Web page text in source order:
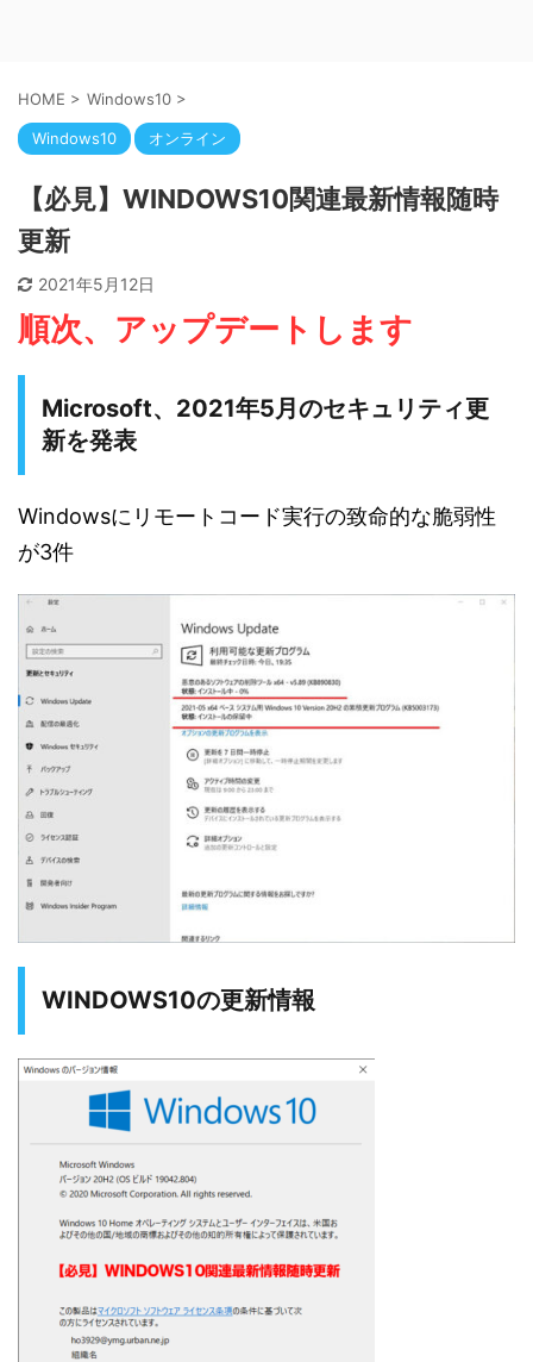
HOME > Windows10 >
Windows10 オンライン
【必見】WINDOWS10関連最新情報随時
更新
2021年5月12日
順次、アップデートします
Microsoft、2021年5月のセキュリティ更
新を発表
Windowsにリモートコード実行の致命的な脆弱性
が3件
WINDOWS10の更新情報